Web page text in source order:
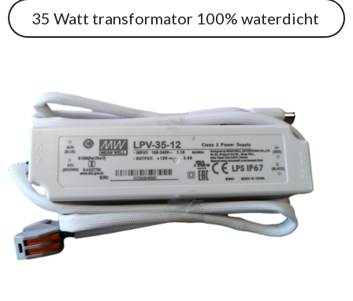
35 Watt transformator 100% waterdicht